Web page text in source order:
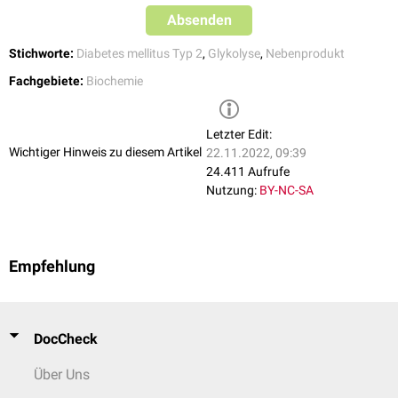
Methylglyoxal hingegen eine beschleunigte
Absenden
Stichworte: Diabetes mellitus Typ 2, Glykolyse, Nebenprodukt
Fachgebiete: Biochemie
Wichtiger Hinweis zu diesem Artikel
Letzter Edit:
22.11.2022, 09:39
24.411 Aufrufe
Nutzung: BY-NC-SA
Empfehlung
DocCheck
Über Uns